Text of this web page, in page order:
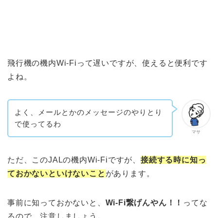
飛行機の機内Wi-Fiって遅いですが、使えると便利です
よね。
マサ
よく、メールとかのメッセージのやりとり
で使ってるわ
ただ、このJALの機内Wi-Fiですが、 接続する時に知っ
ておかないといけないこと があります。
事前に知っておかないと、 Wi-Fi繋げんやん！！ ってな
るので、注意しましょう。